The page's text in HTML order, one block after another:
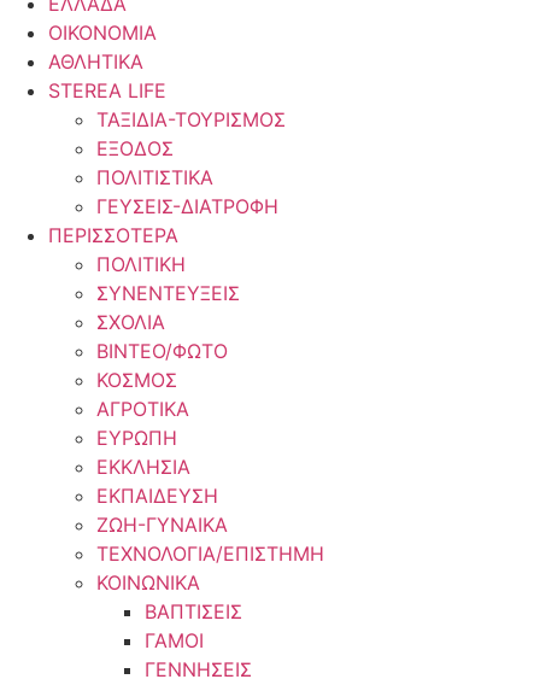
ΟΙΚΟΝΟΜΙΑ
ΑΘΛΗΤΙΚΑ
STEREA LIFE
ΤΑΞΙΔΙΑ-ΤΟΥΡΙΣΜΟΣ
ΕΞΟΔΟΣ
ΠΟΛΙΤΙΣΤΙΚΑ
ΓΕΥΣΕΙΣ-ΔΙΑΤΡΟΦΗ
ΠΕΡΙΣΣΟΤΕΡΑ
ΠΟΛΙΤΙΚΗ
ΣΥΝΕΝΤΕΥΞΕΙΣ
ΣΧΟΛΙΑ
ΒΙΝΤΕΟ/ΦΩΤΟ
ΚΟΣΜΟΣ
ΑΓΡΟΤΙΚΑ
ΕΥΡΩΠΗ
ΕΚΚΛΗΣΙΑ
ΕΚΠΑΙΔΕΥΣΗ
ΖΩΗ-ΓΥΝΑΙΚΑ
ΤΕΧΝΟΛΟΓΙΑ/ΕΠΙΣΤΗΜΗ
ΚΟΙΝΩΝΙΚΑ
ΒΑΠΤΙΣΕΙΣ
ΓΑΜΟΙ
ΓΕΝΝΗΣΕΙΣ